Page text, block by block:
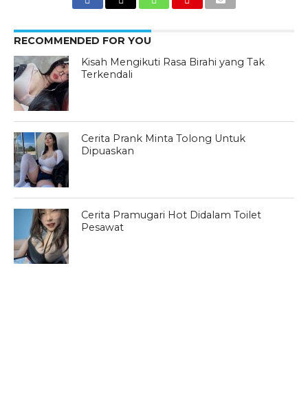
RECOMMENDED FOR YOU
Kisah Mengikuti Rasa Birahi yang Tak
Terkendali
Cerita Prank Minta Tolong Untuk
Dipuaskan
Cerita Pramugari Hot Didalam Toilet
Pesawat